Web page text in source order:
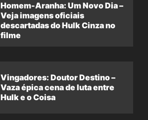
Homem-Aranha: Um Novo Dia –
Veja imagens oficiais
descartadas do Hulk Cinza no
filme
Vingadores: Doutor Destino –
Vaza épica cena de luta entre
Hulk e o Coisa